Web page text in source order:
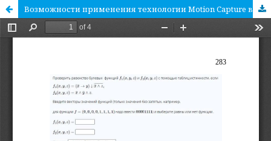
Возможности применения технологии Motion Capture в различных сферах